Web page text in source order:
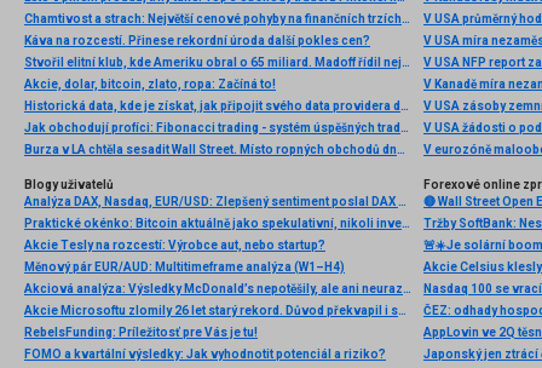
Chamtivost a strach: Největší cenové pohyby na finančních trzích (červenec 2026)
Káva na rozcestí. Přinese rekordní úroda další pokles cen?
Stvořil elitní klub, kde Ameriku obral o 65 miliard. Madoff řídil největší Ponzi dějin
Akcie, dolar, bitcoin, zlato, ropa: Začíná to!
Historická data, kde je získat, jak připojit svého data providera do MultiCharts a proč je budeme potřebovat? (4. díl)
Jak obchodují profíci: Fibonacci trading - systém úspěšných traderů
Burza v LA chtěla sesadit Wall Street. Místo ropných obchodů dnes místem duní basy
V USA průměrný
V USA míra
V USA NFP report
V Kanadě míra
V USA zásoby
V USA žádosti o
V eurozóně
Blogy uživatelů
Analýza DAX, Nasdaq, EUR/USD: Zlepšený sentiment poslal DAX na nová maxima
Praktické okénko: Bitcoin aktuálně jako spekulativní, nikoli investiční aktivum
Akcie Tesly na rozcestí: Výrobce aut, nebo startup?
Měnový pár EUR/AUD: Multitimeframe analýza (W1–H4)
Akciová analýza: Výsledky McDonald’s nepotěšily, ale ani neurazily. Jakou vizi společnost prezentovala?
Akcie Microsoftu zlomily 26 let starý rekord. Důvod překvapil i samotné investory
RebelsFunding: Príležitosť pre Vás je tu!
FOMO a kvartální výsledky: Jak vyhodnotit potenciál a riziko?
Forexové online
Tržby SoftBank:
Akcie Celsius klesly
ČEZ: odhady